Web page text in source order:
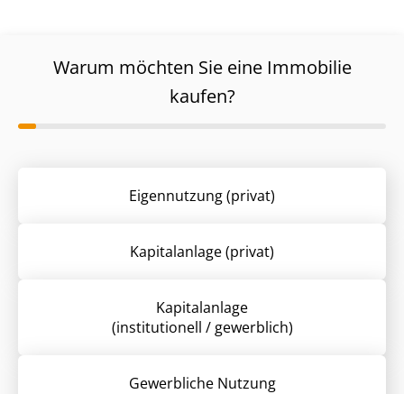
Warum möchten Sie eine Immobilie
kaufen?
Eigennutzung (privat)
Kapitalanlage (privat)
Kapitalanlage
(institutionell / gewerblich)
Gewerbliche Nutzung